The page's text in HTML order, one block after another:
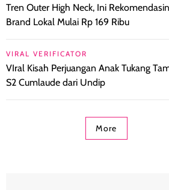
Tren Outer High Neck, Ini
Brand Lokal Mulai Rp 169 Ribu
VIRAL VERIFICATOR
VIral Kisah Perjuangan Anak Tukang
S2 Cumlaude dari Undip
More